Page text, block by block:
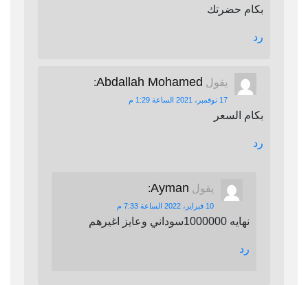
بكام حضرتك
رد
يقول Abdallah Mohamed
:
17 نوفمبر، 2021 الساعة 1:29 م
بكام السعر
رد
يقول Ayman
:
10 فبراير، 2022 الساعة 7:33 م
نهايه 1000000سوداني وعايز اغيرهم
رد